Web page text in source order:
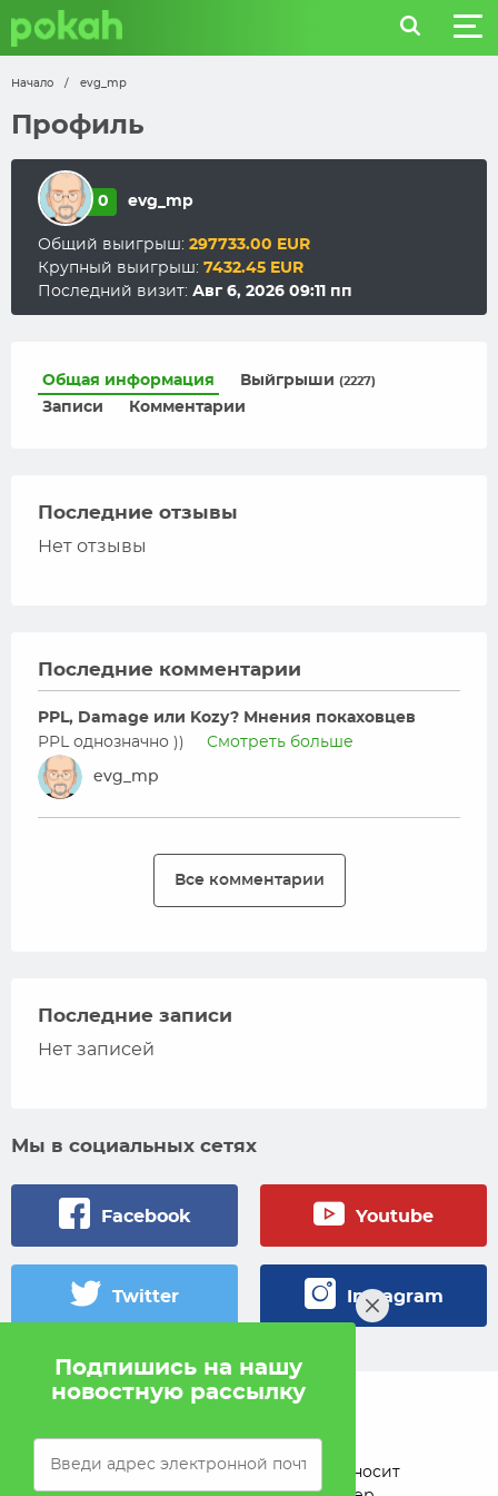
Начало / evg_mp
Профиль
0 evg_mp
Общий выигрыш: 297733.00 EUR
Крупный выигрыш: 7432.45 EUR
Последний визит: Авг 6, 2026 09:11 пп
Общая информация Выйгрыши (2227)
Записи Комментарии
Последние отзывы
Нет отзывы
Последние комментарии
PPL, Damage или Kozy? Мнения покаховцев
PPL однозначно )) Смотреть больше
evg_mp
Все комментарии
Последние записи
Нет записей
Мы в социальных сетях
Facebook Youtube
Twitter Instagram
Pokah не проводит игры на деньги. Сайт носит
Подпишись на нашу
новостную рассылку